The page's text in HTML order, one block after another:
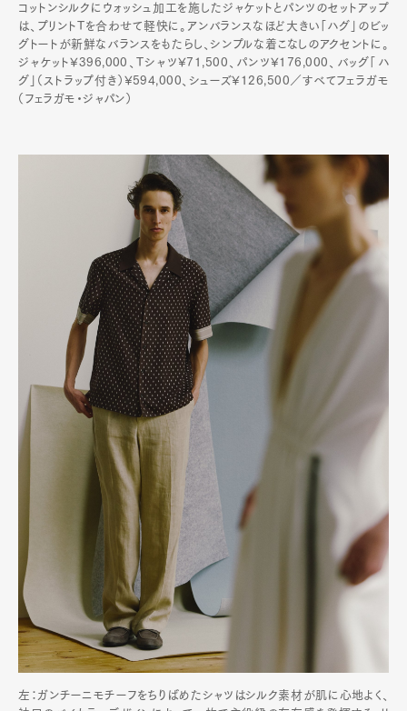
コットンシルクにウォッシュ加工を施したジャケットとパンツのセットアップ
は、プリントTを合わせて軽快に。アンバランスなほど大きい「ハグ」のビッ
グトートが新鮮なバランスをもたらし、シンプルな着こなしのアクセントに。
ジャケット¥396,000、Tシャツ¥71,500、パンツ¥176,000、バッグ「ハ
グ」（ストラップ付き）¥594,000、シューズ¥126,500／すべてフェラガモ
（フェラガモ・ジャパン）
左：ガンチーニモチーフをちりばめたシャツはシルク素材が肌に心地よく、